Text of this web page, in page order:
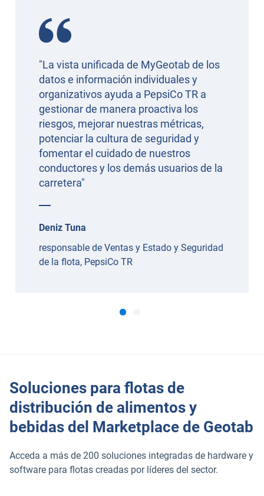
"La vista unificada de MyGeotab de los
datos e información individuales y
organizativos ayuda a PepsiCo TR a
gestionar de manera proactiva los
riesgos, mejorar nuestras métricas,
potenciar la cultura de seguridad y
fomentar el cuidado de nuestros
conductores y los demás usuarios de la
carretera"
Deniz Tuna
responsable de Ventas y Estado y Seguridad
de la flota, PepsiCo TR
Soluciones para flotas de
distribución de alimentos y
bebidas del Marketplace de Geotab
Acceda a más de 200 soluciones integradas de hardware y
software para flotas creadas por líderes del sector.